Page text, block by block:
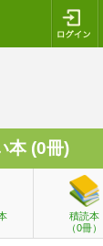
本 (0冊)
積読本
（0冊）